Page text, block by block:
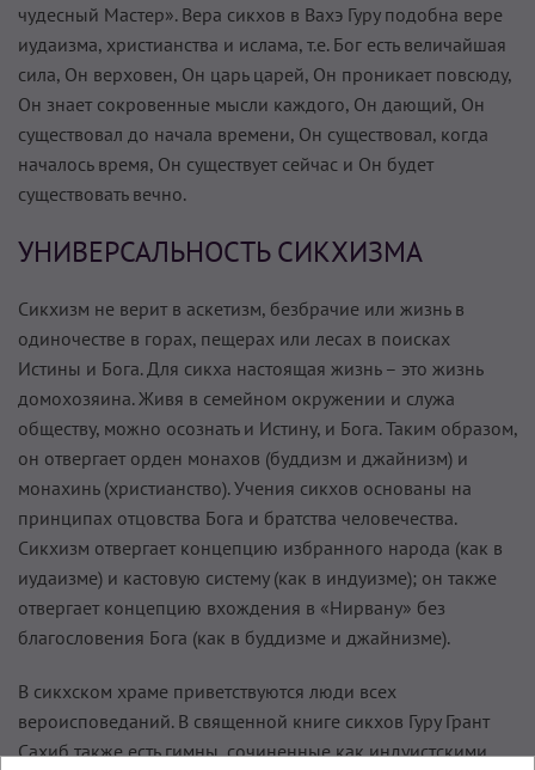
чудесный Мастер». Вера сикхов в Вахэ Гуру подобна вере
иудаизма, христианства и ислама, т.е. Бог есть величайшая
сила, Он верховен, Он царь царей, Он проникает повсюду,
Он знает сокровенные мысли каждого, Он дающий, Он
существовал до начала времени, Он существовал, когда
началось время, Он существует сейчас и Он будет
существовать вечно.
УНИВЕРСАЛЬНОСТЬ СИКХИЗМА
Сикхизм не верит в аскетизм, безбрачие или жизнь в
одиночестве в горах, пещерах или лесах в поисках
Истины и Бога. Для сикха настоящая жизнь – это жизнь
домохозяина. Живя в семейном окружении и служа
обществу, можно осознать и Истину, и Бога. Таким образом,
он отвергает орден монахов (буддизм и джайнизм) и
монахинь (христианство). Учения сикхов основаны на
принципах отцовства Бога и братства человечества.
Сикхизм отвергает концепцию избранного народа (как в
иудаизме) и кастовую систему (как в индуизме); он также
отвергает концепцию вхождения в «Нирвану» без
благословения Бога (как в буддизме и джайнизме).
В сикхском храме приветствуются люди всех
вероисповеданий. В священной книге сикхов Гуру Грант
Сахиб также есть гимны, сочиненные как индуистскими,